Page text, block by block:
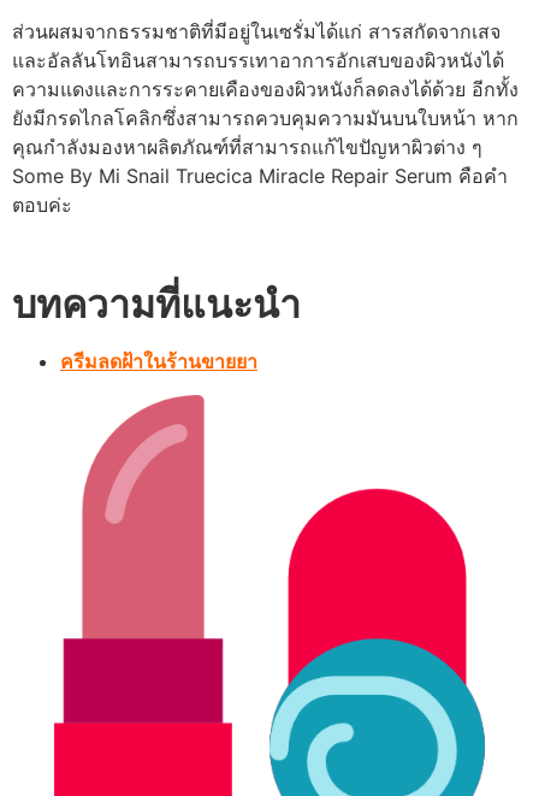
ส่วนผสมจากธรรมชาติที่มีอยู่ในเซรั่มได้แก่ สารสกัดจากเสจ
และอัลลันโทอินสามารถบรรเทาอาการอักเสบของผิวหนังได้
ความแดงและการระคายเคืองของผิวหนังก็ลดลงได้ด้วย อีกทั้ง
ยังมีกรดไกลโคลิกซึ่งสามารถควบคุมความมันบนใบหน้า หาก
คุณกำลังมองหาผลิตภัณฑ์ที่สามารถแก้ไขปัญหาผิวต่าง ๆ
Some By Mi Snail Truecica Miracle Repair Serum คือคำ
ตอบค่ะ
บทความที่แนะนำ
ครีมลดฝ้าในร้านขายยา